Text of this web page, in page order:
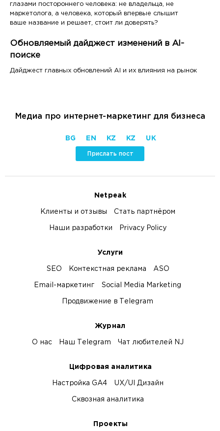
глазами постороннего человека: не владельца, не
маркетолога, а человека, который впервые слышит
ваше название и решает, стоит ли доверять?
Обновляемый дайджест изменений в AI-
поиске
Дайджест главных обновлений AI и их влияния на рынок
Медиа про интернет-маркетинг для бизнеса
BG EN KZ KZ UK
Прислать пост
Netpeak
Клиенты и отзывы Стать партнёром
Наши разработки Privacy Policy
Услуги
SEO Контекстная реклама ASO
Email-маркетинг Social Media Marketing
Продвижение в Telegram
Журнал
О нас Наш Telegram Чат любителей NJ
Цифровая аналитика
Настройка GA4 UX/UI Дизайн
Сквозная аналитика
Проекты